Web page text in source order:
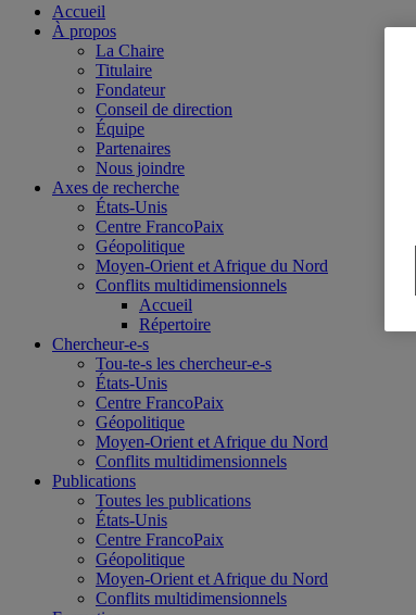
Accueil
À propos
La Chaire
Titulaire
Fondateur
Conseil de direction
Équipe
Partenaires
Nous joindre
Axes de recherche
États-Unis
Centre FrancoPaix
Géopolitique
Moyen-Orient et Afrique du Nord
Conflits multidimensionnels
Accueil
Répertoire
Chercheur-e-s
Tou-te-s les chercheur-e-s
États-Unis
Centre FrancoPaix
Géopolitique
Moyen-Orient et Afrique du Nord
Conflits multidimensionnels
Publications
Toutes les publications
États-Unis
Centre FrancoPaix
Géopolitique
Moyen-Orient et Afrique du Nord
Conflits multidimensionnels